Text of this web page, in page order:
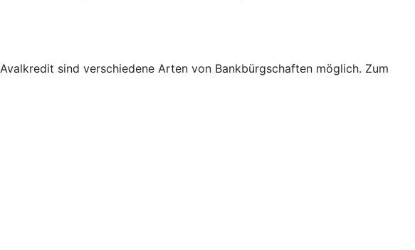
sind verschiedene Arten von Bankbürgschaften möglich. Zum